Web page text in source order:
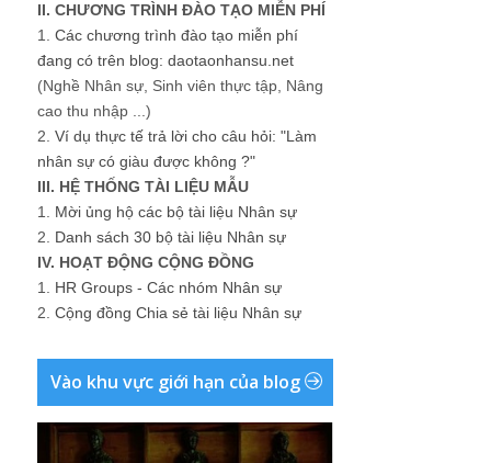
II. CHƯƠNG TRÌNH ĐÀO TẠO MIỄN PHÍ
1. Các chương trình đào tạo miễn phí
đang có trên blog: daotaonhansu.net
(Nghề Nhân sự, Sinh viên thực tập, Nâng
cao thu nhập ...)
2. Ví dụ thực tế trả lời cho câu hỏi: "Làm
nhân sự có giàu được không ?"
III. HỆ THỐNG TÀI LIỆU MẪU
1. Mời ủng hộ các bộ tài liệu Nhân sự
2. Danh sách 30 bộ tài liệu Nhân sự
IV. HOẠT ĐỘNG CỘNG ĐỒNG
1. HR Groups - Các nhóm Nhân sự
2. Cộng đồng Chia sẻ tài liệu Nhân sự
Vào khu vực giới hạn của blog